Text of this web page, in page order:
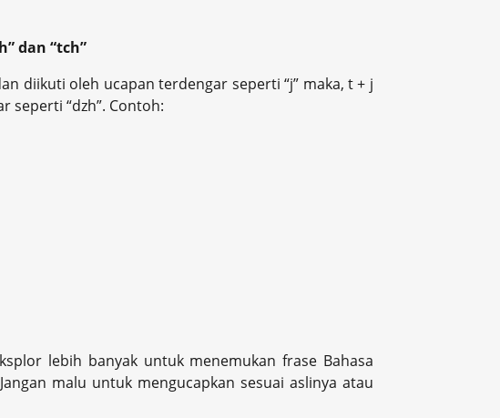
dan “tch”
diikuti oleh ucapan terdengar seperti “j” maka, t + j
seperti “dzh”. Contoh:
lebih banyak untuk menemukan frase Bahasa
malu untuk mengucapkan sesuai aslinya atau